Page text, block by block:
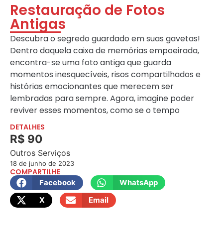
Restauração de Fotos
Antigas
Descubra o segredo guardado em suas gavetas!
Dentro daquela caixa de memórias empoeirada,
encontra-se uma foto antiga que guarda
momentos inesquecíveis, risos compartilhados e
histórias emocionantes que merecem ser
lembradas para sempre. Agora, imagine poder
reviver esses momentos, como se o tempo
DETALHES
R$ 90
Outros Serviços
18 de junho de 2023
COMPARTILHE
Facebook
WhatsApp
X
Email